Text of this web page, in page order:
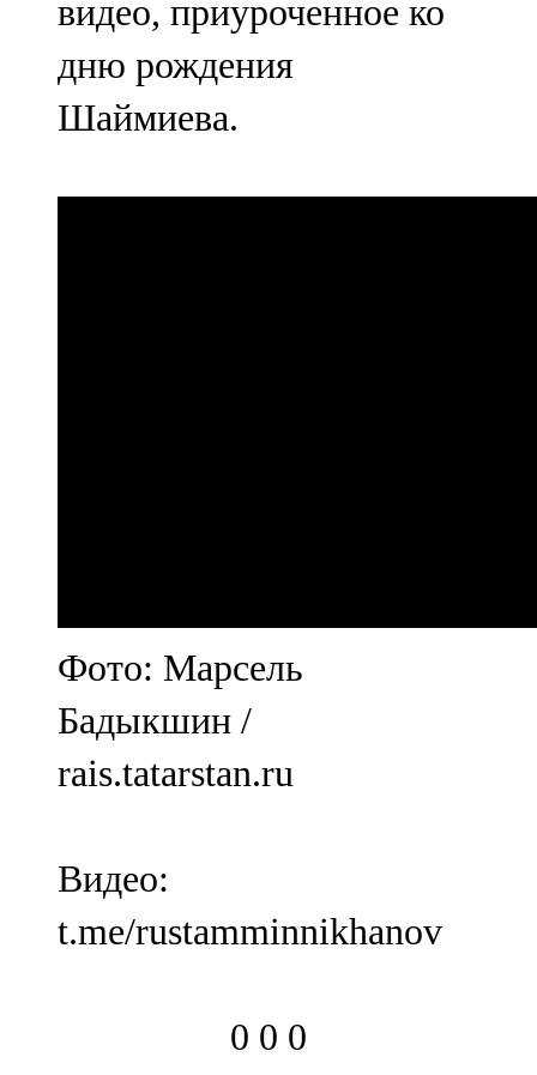
видео, приуроченное ко
дню рождения
Шаймиева.
Фото: Марсель
Бадыкшин /
rais.tatarstan.ru
Видео:
t.me/rustamminnikhanov
0 0 0